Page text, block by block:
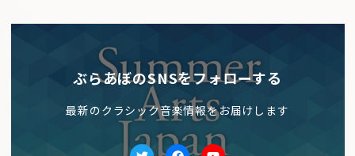
ぶらあぼのSNSをフォローする
最新のクラシック音楽情報をお届けします